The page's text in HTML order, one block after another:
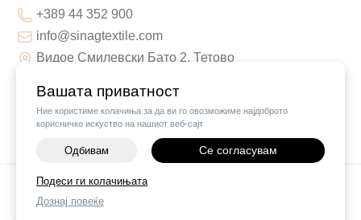
Вашата приватност
Ние користиме колачиња за да ви го овозможиме најдоброто
корисничко искуство на нашиот веб-сајт
Одбивам Се согласувам
Подеси ги колачињата
Дознај повеќе
+
+389 44 352 900
info@sinagtextile.com
Видое Смилевски Бато 2, Тетово
©2026Vendor x
Поставки за колачиња